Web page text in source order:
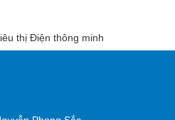
thị Điện thông minh